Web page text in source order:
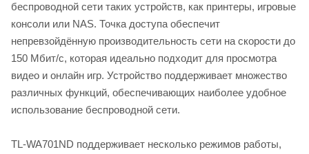
беспроводной сети таких устройств, как принтеры, игровые
консоли или NAS. Точка доступа обеспечит
непревзойдённую производительность сети на скорости до
150 Мбит/с, которая идеально подходит для просмотра
видео и онлайн игр. Устройство поддерживает множество
различных функций, обеспечивающих наиболее удобное
использование беспроводной сети.
TL-WA701ND поддерживает несколько режимов работы,